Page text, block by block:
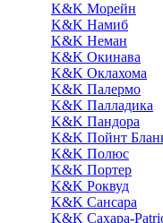
K&K Морейн
K&K Намиб
K&K Неман
K&K Окинава
K&K Оклахома
K&K Палермо
K&K Палладика
K&K Пандора
K&K Пойнт
K&K Полюс
K&K Портер
K&K Роквуд
K&K Сансара
K&K Сахара-